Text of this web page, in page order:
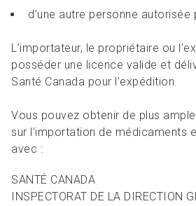
d’une autre personne autorisée
L’importateur, le propriétaire ou
posséder une licence valide et
Santé Canada pour l’expédition.
Vous pouvez obtenir de plus
sur l’importation de médicaments
avec :
SANTÉ CANADA
INSPECTORAT DE LA DIRECTION